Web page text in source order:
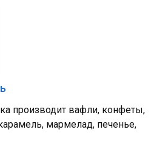
производит вафли, конфеты,
мармелад, печенье,